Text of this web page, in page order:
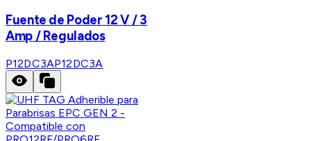
Fuente de Poder 12 V / 3
Amp / Regulados
P12DC3AP12DC3A